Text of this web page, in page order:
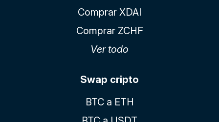
Comprar XDAI
Comprar ZCHF
Ver todo
Swap cripto
BTC a ETH